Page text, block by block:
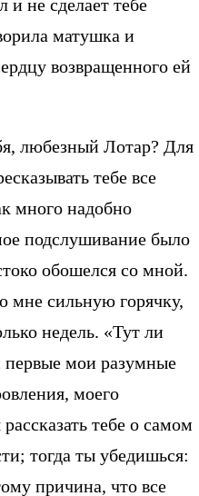
не сделает тебе
матушка и
возвращенного ей
любезный Лотар? Для
тебе все
много надобно
подслушивание было
обошелся со мной.
мне сильную горячку,
недель. «Тут ли
мои разумные
моего
тебе о самом
тогда ты убедишься:
причина, что все